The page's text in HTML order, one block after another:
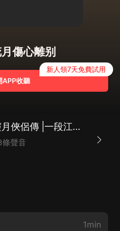
傷心離别
APP收聽
新人領7天免費試用
【多播】靈月俠侶傳 |一段江湖往事|唯美愛情|修仙問道|詼諧幽默
聲音
1min